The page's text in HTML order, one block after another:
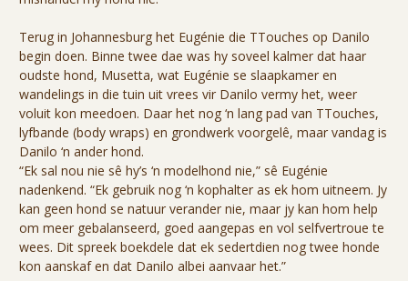
Terug in Johannesburg het Eugénie die TTouches op Danilo
begin doen. Binne twee dae was hy soveel kalmer dat haar
oudste hond, Musetta, wat Eugénie se slaapkamer en
wandelings in die tuin uit vrees vir Danilo vermy het, weer
voluit kon meedoen. Daar het nog ‘n lang pad van TTouches,
lyfbande (body wraps) en grondwerk voorgelê, maar vandag is
Danilo ‘n ander hond.
“Ek sal nou nie sê hy’s ‘n modelhond nie,” sê Eugénie
nadenkend. “Ek gebruik nog ‘n kophalter as ek hom uitneem. Jy
kan geen hond se natuur verander nie, maar jy kan hom help
om meer gebalanseerd, goed aangepas en vol selfvertroue te
wees. Dit spreek boekdele dat ek sedertdien nog twee honde
kon aanskaf en dat Danilo albei aanvaar het.”